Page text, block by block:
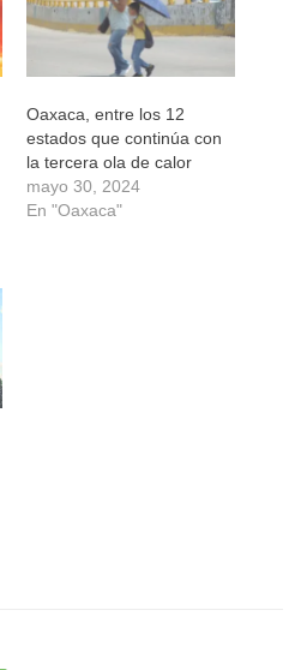
Oaxaca, entre los 12
estados que continúa con
la tercera ola de calor
mayo 30, 2024
En "Oaxaca"